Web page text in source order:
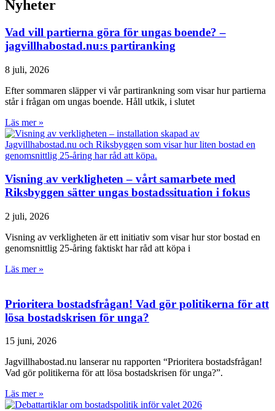
Nyheter
Vad vill partierna göra för ungas boende? –
jagvillhabostad.nu:s partiranking
8 juli, 2026
Efter sommaren släpper vi vår partirankning som visar hur partierna
står i frågan om ungas boende. Håll utkik, i slutet
Läs mer »
Visning av verkligheten – vårt samarbete med
Riksbyggen sätter ungas bostadssituation i fokus
2 juli, 2026
Visning av verkligheten är ett initiativ som visar hur stor bostad en
genomsnittlig 25-åring faktiskt har råd att köpa i
Läs mer »
Prioritera bostadsfrågan! Vad gör politikerna för att
lösa bostadskrisen för unga?
15 juni, 2026
Jagvillhabostad.nu lanserar nu rapporten “Prioritera bostadsfrågan!
Vad gör politikerna för att lösa bostadskrisen för unga?”.
Läs mer »